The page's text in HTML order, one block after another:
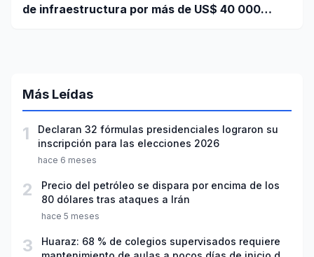
de infraestructura por más de US$ 40 000
Más Leídas
1
Declaran 32 fórmulas presidenciales lograron su
inscripción para las elecciones 2026
hace 6 meses
2
Precio del petróleo se dispara por encima de los
80 dólares tras ataques a Irán
hace 5 meses
3
Huaraz: 68 % de colegios supervisados requiere